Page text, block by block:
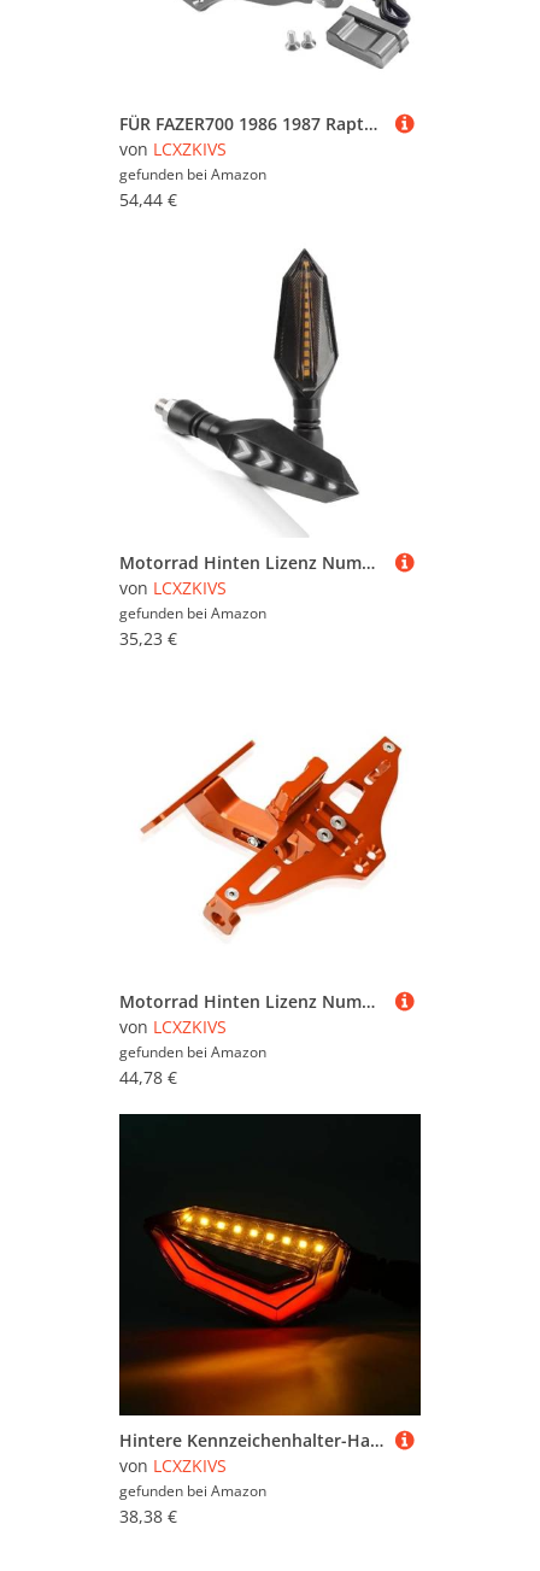
FÜR FAZER700 1986 1987 Raptor YFM66 YFM700 Raptor R Einstellbar Mit Licht Motorrad Lizenz Nummer Platte Halter Halterung(Titan)
von LCXZKIVS
gefunden bei Amazon
54,44 €
Motorrad Hinten Lizenz Nummer Platte Halterung Mit Licht Für Suzuki GLADIUS SFV650 GLADIUS 2009-2016 2015 2014 2013(Clear)
von LCXZKIVS
gefunden bei Amazon
35,23 €
Motorrad Hinten Lizenz Nummer Platte Halterung Für CBR600F2 1991-1997 1996 1995 1994 1993 1992 CBR 600 F2(Orange)
von LCXZKIVS
gefunden bei Amazon
44,78 €
Hintere Kennzeichenhalter-Halterung Mit Licht-Endstück-Montage-Eliminator Für YZF 600R YZF600R Thundercat 1995–2008 2009(4)
von LCXZKIVS
gefunden bei Amazon
38,38 €